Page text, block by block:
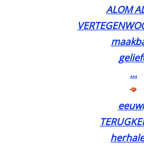
ALOM
…